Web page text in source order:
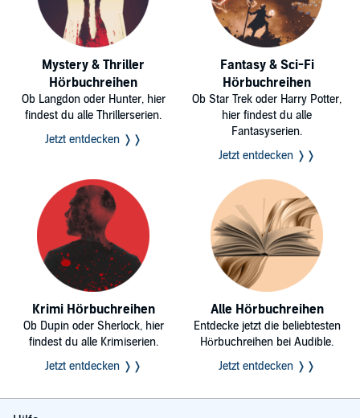
Mystery & Thriller
Hörbuchreihen
Ob Langdon oder Hunter, hier
findest du alle Thrillerserien.
Jetzt entdecken ❭❭
Fantasy & Sci-Fi
Hörbuchreihen
Ob Star Trek oder Harry Potter,
hier findest du alle
Fantasyserien.
Jetzt entdecken ❭❭
Krimi Hörbuchreihen
Ob Dupin oder Sherlock, hier
findest du alle Krimiserien.
Jetzt entdecken ❭❭
Alle Hörbuchreihen
Entdecke jetzt die beliebtesten
Hörbuchreihen bei Audible.
Jetzt entdecken ❭❭